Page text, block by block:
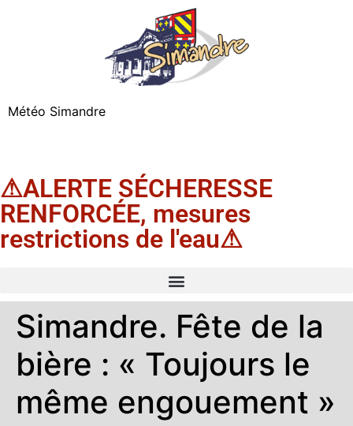
Météo Simandre
⚠ALERTE SÉCHERESSE
RENFORCÉE, mesures
restrictions de l'eau⚠
Simandre. Fête de la
bière : « Toujours le
même engouement »